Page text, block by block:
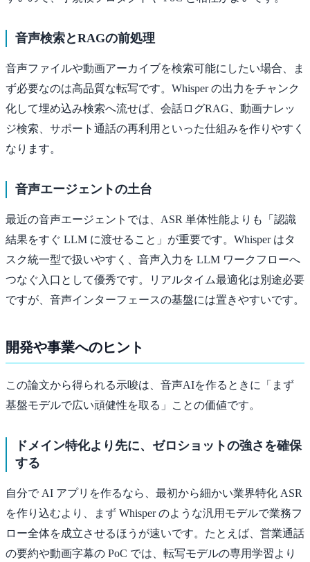
音声検索とRAGの前処理
音声ファイルや動画アーカイブを検索可能にしたい場合、ま
ず必要なのは高品質な転写です。Whisper の出力をチャンク
化して埋め込み検索へ流せば、会話ログRAG、動画ナレッ
ジ検索、サポート通話の再利用といった仕組みを作りやすく
なります。
音声エージェントの土台
最近の音声エージェントでは、ASR 単体性能よりも「認識
結果をすぐ LLM に渡せること」が重要です。Whisper はタ
スク統一型で扱いやすく、音声入力を LLM ワークフローへ
つなぐ入口として優秀です。リアルタイム最適化は別途必要
ですが、音声インターフェースの基盤には置きやすいです。
開発や事業へのヒント
この論文から得られる示唆は、音声AIを作るときに「まず
基盤モデルで広い頑健性を取る」ことの価値です。
ドメイン特化より先に、ゼロショットの強さを確保
する
自分で AI アプリを作るなら、最初から細かい業界特化 ASR
を作り込むより、まず Whisper のような汎用モデルで業務フ
ロー全体を成立させるほうが速いです。たとえば、営業通話
の要約や動画字幕の PoC では、転写モデルの専用学習より